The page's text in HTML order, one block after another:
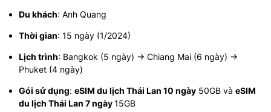
Du khách: Anh Quang
Thời gian: 15 ngày (1/2024)
Lịch trình: Bangkok (5 ngày) → Chiang Mai (6 ngày) →
Phuket (4 ngày)
Gói sử dụng: eSIM du lịch Thái Lan 10 ngày 50GB và eSIM
du lịch Thái Lan 7 ngày15GB